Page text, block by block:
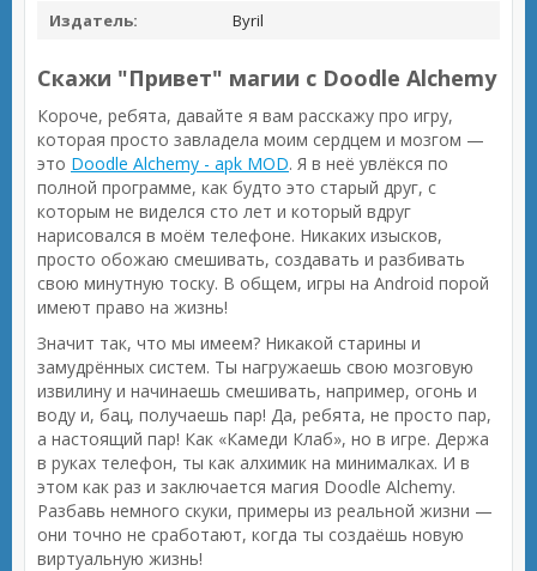
Издатель:
Byril
Скажи "Привет" магии с Doodle Alchemy
Короче, ребята, давайте я вам расскажу про игру,
которая просто завладела моим сердцем и мозгом —
это Doodle Alchemy - apk MOD. Я в неё увлёкся по
полной программе, как будто это старый друг, с
которым не виделся сто лет и который вдруг
нарисовался в моём телефоне. Никаких изысков,
просто обожаю смешивать, создавать и разбивать
свою минутную тоску. В общем, игры на Android порой
имеют право на жизнь!
Значит так, что мы имеем? Никакой старины и
замудрённых систем. Ты нагружаешь свою мозговую
извилину и начинаешь смешивать, например, огонь и
воду и, бац, получаешь пар! Да, ребята, не просто пар,
а настоящий пар! Как «Камеди Клаб», но в игре. Держа
в руках телефон, ты как алхимик на минималках. И в
этом как раз и заключается магия Doodle Alchemy.
Разбавь немного скуки, примеры из реальной жизни —
они точно не сработают, когда ты создаёшь новую
виртуальную жизнь!